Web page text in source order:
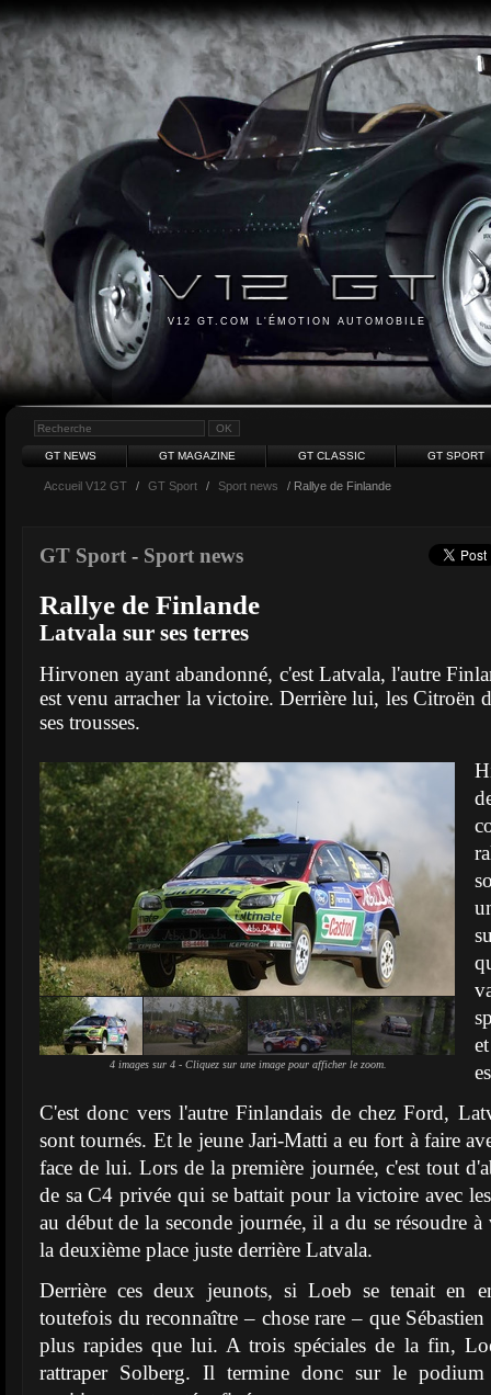
V12 GT.COM L'ÉMOTION AUTOMOBILE
GT NEWS GT MAGAZINE GT CLASSIC GT SPORT
Accueil V12 GT / GT Sport / Sport news / Rallye de Finlande
GT Sport - Sport news
Rallye de Finlande
Latvala sur ses terres
Hirvonen ayant abandonné, c'est Latvala, l'autre
est venu arracher la victoire. Derrière lui, les Citroën
ses trousses.
4 images sur 4 - Cliquez sur une image pour afficher le zoom.
C'est donc vers l'autre Finlandais de chez Ford,
sont tournés. Et le jeune Jari-Matti a eu fort à faire
face de lui. Lors de la première journée, c'est tout
de sa C4 privée qui se battait pour la victoire avec
au début de la seconde journée, il a du se résoudre
la deuxième place juste derrière Latvala.
Derrière ces deux jeunots, si Loeb se tenait en
toutefois du reconnaître – chose rare – que
plus rapides que lui. A trois spéciales de la fin,
rattraper Solberg. Il termine donc sur le